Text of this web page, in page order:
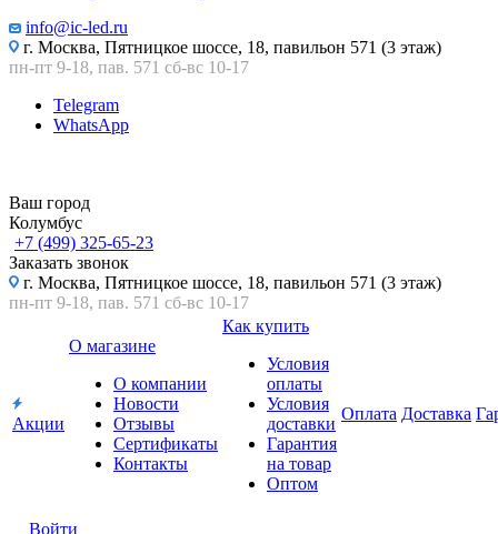
info@ic-led.ru
г. Москва, Пятницкое шоссе, 18, павильон 571 (3 этаж)
пн-пт 9-18, пав. 571 сб-вс 10-17
Telegram
WhatsApp
Ваш город
Колумбус
+7 (499) 325-65-23
Заказать звонок
г. Москва, Пятницкое шоссе, 18, павильон 571 (3 этаж)
пн-пт 9-18, пав. 571 сб-вс 10-17
Акции
О магазине
О компании
Новости
Отзывы
Сертификаты
Контакты
Как купить
Условия
оплаты
Условия
доставки
Гарантия
на товар
Оптом
Оплата Доставка
Войти